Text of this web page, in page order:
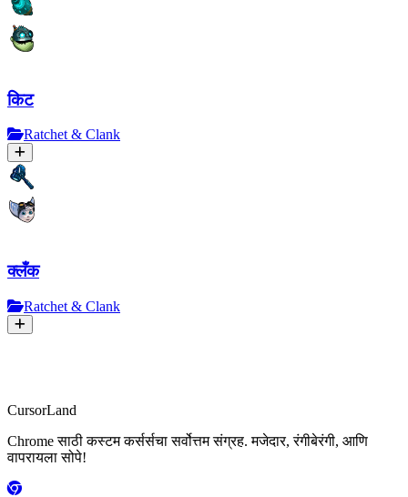
किट
Ratchet & Clank
क्लँक
Ratchet & Clank
CursorLand
Chrome साठी कस्टम कर्सर्सचा सर्वोत्तम संग्रह. मजेदार, रंगीबेरंगी, आणि
वापरायला सोपे!